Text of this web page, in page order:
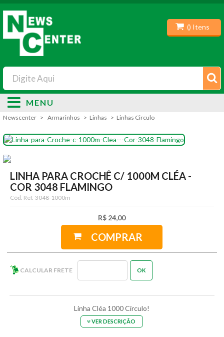
() Itens
MENU
Newscenter Armarinhos Linhas Linhas Circulo
LINHA PARA CROCHÊ C/ 1000M CLÉA -
COR 3048 FLAMINGO
Cód. Ref. 3048-1000m
R$ 24,00
COMPRAR
Linha Cléa 1000 Círculo!
VER DESCRIÇÃO